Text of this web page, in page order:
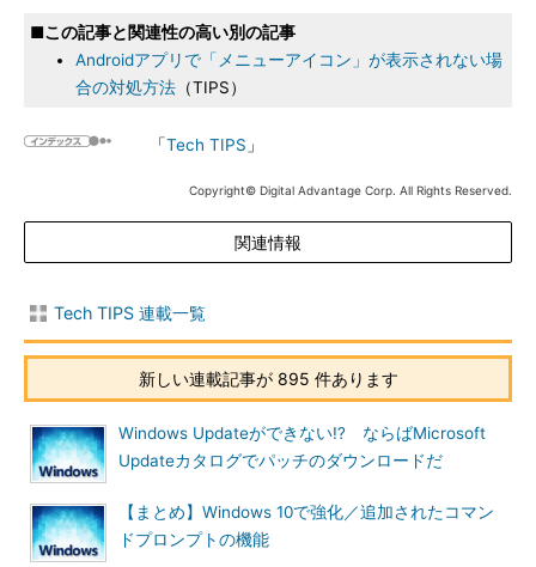
■この記事と関連性の高い別の記事
Androidアプリで「メニューアイコン」が表示されない場
合の対処方法 （TIPS）
「Tech TIPS 」
Copyright© Digital Advantage Corp. All Rights Reserved.
関連情報
Tech TIPS 連載一覧
新しい連載記事が 895 件あります
Windows Updateができない!? ならばMicrosoft
Updateカタログでパッチのダウンロードだ
【まとめ】Windows 10で強化／追加されたコマン
ドプロンプトの機能